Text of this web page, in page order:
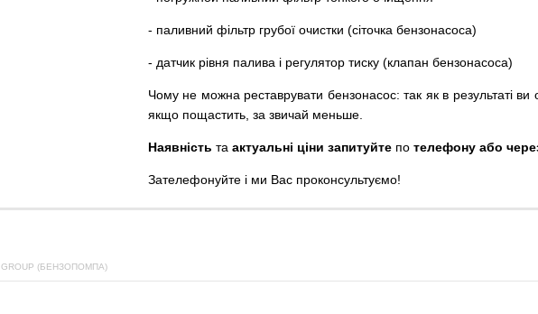
- паливний фільтр грубої очистки (сіточка бензонасоса)
- датчик рівня палива і регулятор тиску (клапан бензонасоса)
Чому не можна реставрувати бензонасос: так як в результаті ви
якщо пощастить, за звичай меньше.
Наявність та актуальні ціни запитуйте по телефону або
Зателефонуйте і ми Вас проконсультуємо!
(БЕНЗОПОМПА)